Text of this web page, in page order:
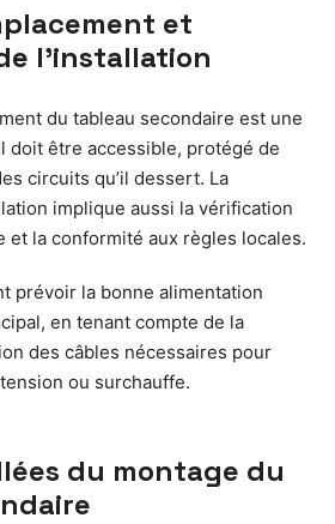
et
l’installation
du tableau secondaire est une
doit être accessible, protégé de
circuits qu’il dessert. La
implique aussi la vérification
et la conformité aux règles locales.
prévoir la bonne alimentation
en tenant compte de la
des câbles nécessaires pour
ou surchauffe.
du montage du